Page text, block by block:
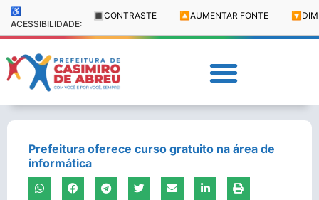
♿
ACESSIBILIDADE:
🔳 CONTRASTE 🔼 AUMENTAR FONTE 🔽
Prefeitura oferece curso gratuito na área de
informática